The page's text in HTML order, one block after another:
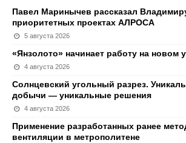
Павел Маринычев рассказал
приоритетных проектах АЛРОСА
5 августа 2026
«Янзолото» начинает работу на новом
4 августа 2026
Солнцевский угольный разрез.
добычи — уникальные решения
4 августа 2026
Применение разработанных ранее
вентиляции в метрополитене